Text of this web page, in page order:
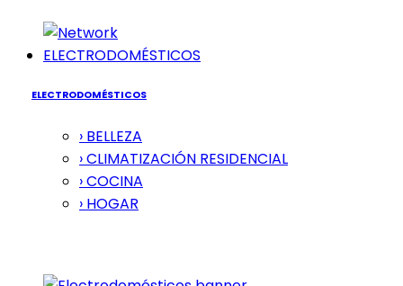
ELECTRODOMÉSTICOS
ELECTRODOMÉSTICOS
› BELLEZA
› CLIMATIZACIÓN RESIDENCIAL
› COCINA
› HOGAR